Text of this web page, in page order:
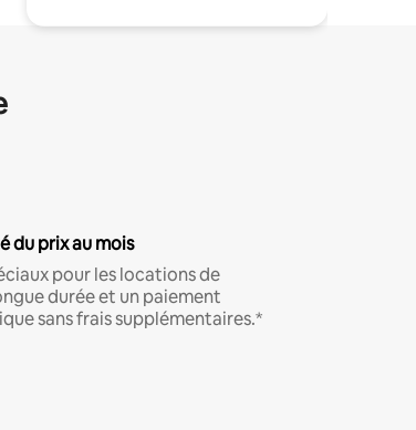
du prix au mois
pour les locations de
durée et un paiement
sans frais supplémentaires.*